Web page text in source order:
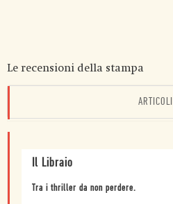
Le recensioni della stampa
ARTICOLI
Il Libraio
Tra i thriller da non perdere.